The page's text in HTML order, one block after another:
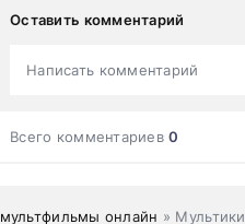
Оставить комментарий
Написать комментарий
Всего комментариев0
мультфильмы онлайн » Мультики